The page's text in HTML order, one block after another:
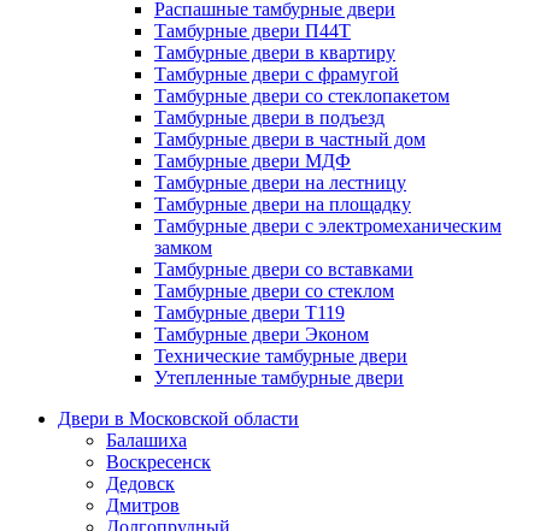
Распашные тамбурные двери
Тамбурные двери П44Т
Тамбурные двери в квартиру
Тамбурные двери с фрамугой
Тамбурные двери со стеклопакетом
Тамбурные двери в подъезд
Тамбурные двери в частный дом
Тамбурные двери МДФ
Тамбурные двери на лестницу
Тамбурные двери на площадку
Тамбурные двери с электромеханическим
замком
Тамбурные двери со вставками
Тамбурные двери со стеклом
Тамбурные двери Т119
Тамбурные двери Эконом
Технические тамбурные двери
Утепленные тамбурные двери
Двери в Московской области
Балашиха
Воскресенск
Дедовск
Дмитров
Долгопрудный